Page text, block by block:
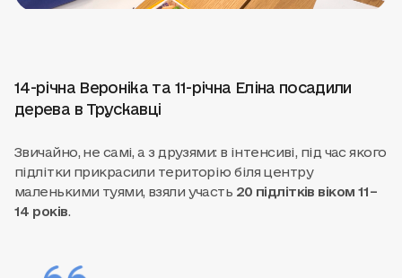
14-річна Вероніка та 11-річна Еліна посадили
дерева в Трускавці
Звичайно, не самі, а з друзями: в інтенсиві, під час якого
підлітки прикрасили територію біля центру
маленькими туями, взяли участь 20 підлітків віком 11–
14 років.